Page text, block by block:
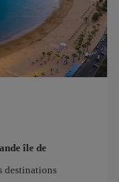
île de
destinations